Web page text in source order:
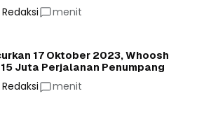
menit
17 Oktober 2023, Whoosh
Juta Perjalanan Penumpang
menit